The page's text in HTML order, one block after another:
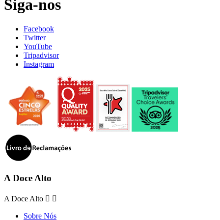
Siga-nos
Facebook
Twitter
YouTube
Tripadvisor
Instagram
A Doce Alto
A Doce Alto  
Sobre Nós